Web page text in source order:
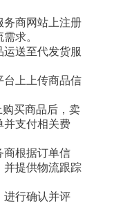
务商网站上注册
求。
送至代发货服
台上上传商品信
买商品后，卖
并支付相关费
商根据订单信
并提供物流跟踪
进行确认并评